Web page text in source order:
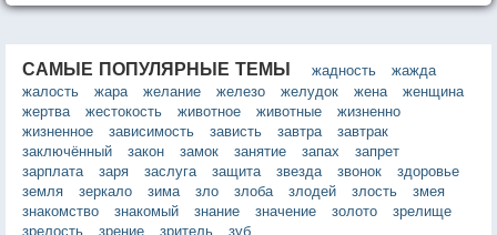
САМЫЕ ПОПУЛЯРНЫЕ ТЕМЫ жадность
жажда
жалость
жара желание железо желудок жена
женщина
жертва
жестокость животное животные
жизненно
жизненное
зависимость зависть завтра
завтрак
заключённый
закон замок занятие запах
запрет
зарплата
заря заслуга защита звезда звонок
здоровье
земля
зеркало зима зло злоба злодей злость
змея
знакомство
знакомый знание значение золото
зрелище
зрелость
зрение зритель зуб